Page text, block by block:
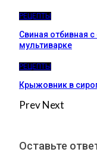
РЕЦЕПТЫ
Свиная отбивная
мультиварке
РЕЦЕПТЫ
Крыжовник в
PrevNext
Оставьте